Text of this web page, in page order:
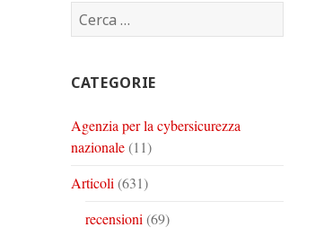
Corinto
su
Corinto
su
su
Ricerca
per:
CATEGORIE
Agenzia per la cybersicurezza
nazionale(11)
Articoli (631)
recensioni (69)